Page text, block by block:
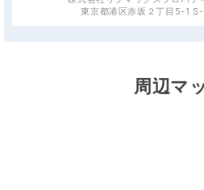
東京都港区赤坂２丁目5-1
周辺マ